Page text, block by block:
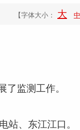
【字体大小： 大 中
监测工作。
站、东江江口。